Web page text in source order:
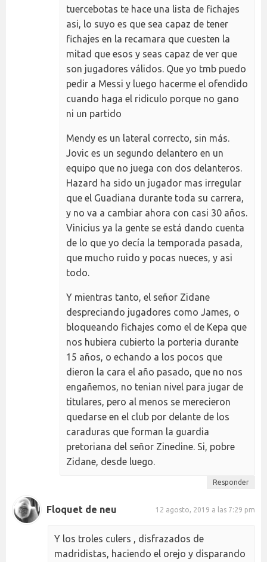
tuercebotas te hace una lista de fichajes
asi, lo suyo es que sea capaz de tener
fichajes en la recamara que cuesten la
mitad que esos y seas capaz de ver que
son jugadores válidos. Que yo tmb puedo
pedir a Messi y luego hacerme el ofendido
cuando haga el ridiculo porque no gano
ni un partido
Mendy es un lateral correcto, sin más.
Jovic es un segundo delantero en un
equipo que no juega con dos delanteros.
Hazard ha sido un jugador mas irregular
que el Guadiana durante toda su carrera,
y no va a cambiar ahora con casi 30 años.
Vinicius ya la gente se está dando cuenta
de lo que yo decía la temporada pasada,
que mucho ruido y pocas nueces, y asi
todo.
Y mientras tanto, el señor Zidane
despreciando jugadores como James, o
bloqueando fichajes como el de Kepa que
nos hubiera cubierto la porteria durante
15 años, o echando a los pocos que
dieron la cara el año pasado, que no nos
engañemos, no tenian nivel para jugar de
titulares, pero al menos se merecieron
quedarse en el club por delante de los
caraduras que forman la guardia
pretoriana del señor Zinedine. Si, pobre
Zidane, desde luego.
Responder
Floquet de neu 12 agosto, 2019 a las 7:29 pm
Y los troles culers , disfrazados de
madridistas, haciendo el orejo y disparando